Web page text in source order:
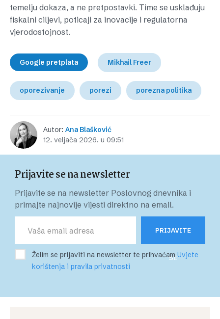
temelju dokaza, a ne pretpostavki. Time se usklađuju
fiskalni ciljevi, poticaji za inovacije i regulatorna
vjerodostojnost.
Google pretplata Mikhail Freer
oporezivanje porezi porezna politika
Autor:Ana Blašković
12. veljača 2026. u 09:51
Prijavite se na newsletter
Prijavite se na newsletter Poslovnog dnevnika i
primajte najnovije vijesti direktno na email.
PRIJAVITE
SE
Želim se prijaviti na newsletter te prihvaćamUvjete
korištenja i pravila privatnosti